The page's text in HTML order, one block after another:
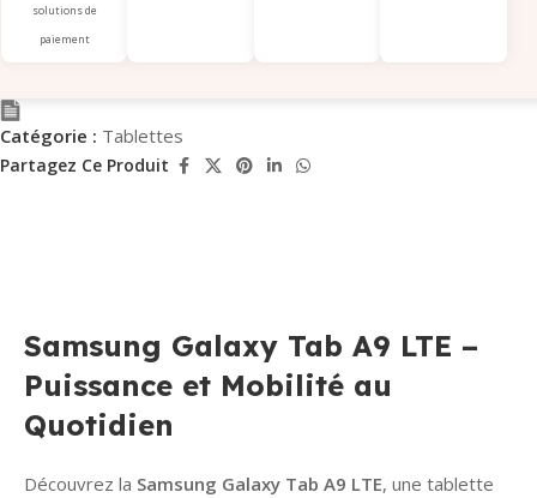
solutions de
paiement
Catégorie : Tablettes
Partagez Ce Produit
Samsung Galaxy Tab A9 LTE –
Puissance et Mobilité au
Quotidien
Découvrez la Samsung Galaxy Tab A9 LTE, une tablette